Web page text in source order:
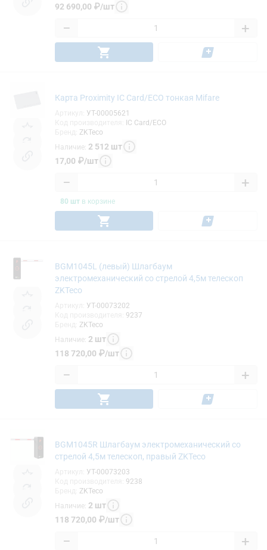
92 690,00 ₽/шт
− +
Карта Proximity IC Card/ECO тонкая Mifare
УТ-00005621
IC Card/ECO
ZKTeco
Наличие: 2 512 шт
17,00 ₽/шт
− +
80 шт в корзине
BGM1045L (левый) Шлагбаум
электромеханический со стрелой 4,5м телескоп
ZKTeco
УТ-00073202
9237
ZKTeco
Наличие: 2 шт
118 720,00 ₽/шт
− +
BGM1045R Шлагбаум электромеханический со
стрелой 4,5м телескоп, правый ZKTeco
УТ-00073203
9238
ZKTeco
Наличие: 2 шт
118 720,00 ₽/шт
− +